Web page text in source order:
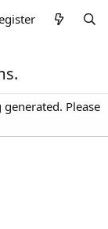
Please